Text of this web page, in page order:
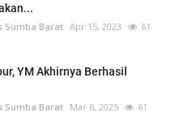
Sumba Barat Apr 15, 2023 61
YM Akhirnya Berhasil
Sumba Barat Mar 6, 2025 61